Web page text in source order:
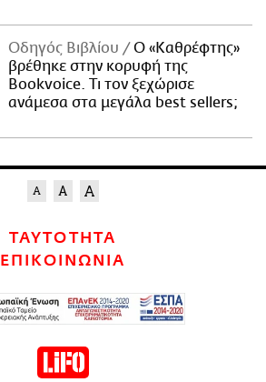
Οδηγός Βιβλίου
Ο «Καθρέφτης»
βρέθηκε στην κορυφή της
Bookvoice. Τι τον ξεχώρισε
ανάμεσα στα μεγάλα best sellers;
ΤΑΥΤΟΤΗΤΑ
ΕΠΙΚΟΙΝΩΝΙΑ